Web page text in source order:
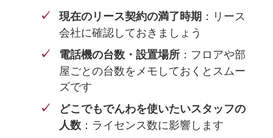
現在のリース契約の満了時期 ：リース
会社に確認しておきましょう
電話機の台数・設置場所 ：フロアや部
屋ごとの台数をメモしておくとスムー
ズです
どこでもでんわを使いたいスタッフの
人数 ：ライセンス数に影響します